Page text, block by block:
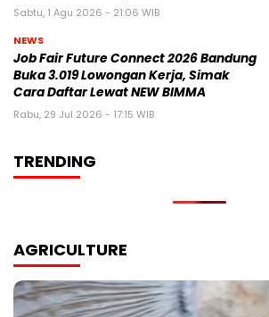
Sabtu, 1 Agu 2026 - 21:06 WIB
NEWS
Job Fair Future Connect 2026 Bandung
Buka 3.019 Lowongan Kerja, Simak
Cara Daftar Lewat NEW BIMMA
Rabu, 29 Jul 2026 - 17:15 WIB
TRENDING
AGRICULTURE